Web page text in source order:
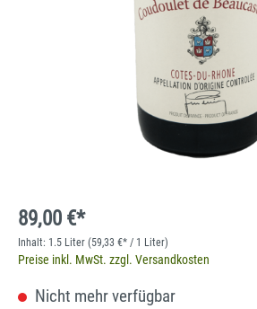
89,00 €*
Inhalt: 1.5 Liter (59,33 €* / 1 Liter)
Preise inkl. MwSt. zzgl. Versandkosten
Nicht mehr verfügbar